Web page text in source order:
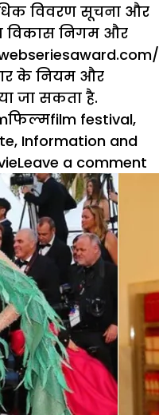
विवरण सूचना और
विकास निगम और
के नियम और
जा सकता है.
Categories
फिल्मTags
film festival,
, Information and
Leave a comment